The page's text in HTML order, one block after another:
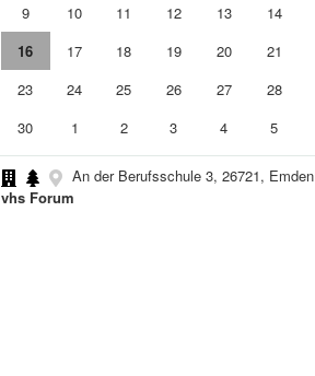
9
10 11 12 13 14
16
17 18 19 20 21
23
24 25 26 27 28
30
1 2 3 4 5
An der Berufsschule 3, 26721, Emden
vhs Forum